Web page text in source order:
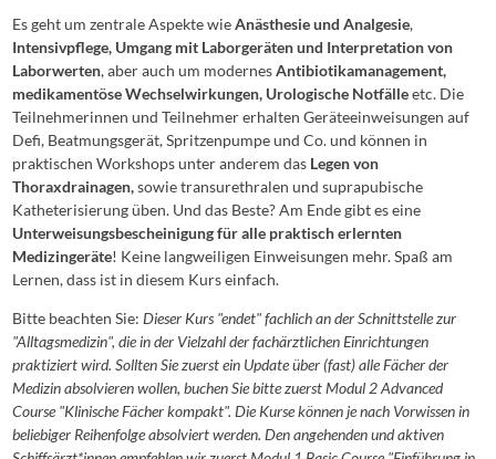
Es geht um zentrale Aspekte wieAnästhesie und Analgesie,
Intensivpflege, Umgang mit Laborgeräten und Interpretation von
Laborwerten, aber auch um modernesAntibiotikamanagement,
medikamentöse Wechselwirkungen, Urologische Notfälleetc. Die
Teilnehmerinnen und Teilnehmer erhalten Geräteeinweisungen auf
Defi, Beatmungsgerät, Spritzenpumpe und Co. und können in
praktischen Workshops unter anderem das Legen von
Thoraxdrainagen,sowie transurethralen und suprapubische
Katheterisierung üben. Und das Beste? Am Ende gibt es eine
Unterweisungsbescheinigung für alle praktisch erlernten
Medizingeräte! Keine langweiligen Einweisungen mehr. Spaß am
Lernen, dass ist in diesem Kurs einfach.
Bitte beachten Sie: Dieser Kurs "endet" fachlich an der Schnittstelle zur
"Alltagsmedizin", die in der Vielzahl der fachärztlichen Einrichtungen
praktiziert wird. Sollten Sie zuerst ein Update über (fast) alle Fächer der
Medizin absolvieren wollen, buchen Sie bitte zuerst Modul 2 Advanced
Course "Klinische Fächer kompakt". Die Kurse können je nach Vorwissen in
beliebiger Reihenfolge absolviert werden. Den angehenden und aktiven